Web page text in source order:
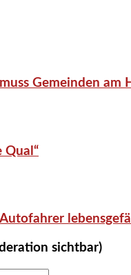
Gemeinden
Qual“
sichtbar)